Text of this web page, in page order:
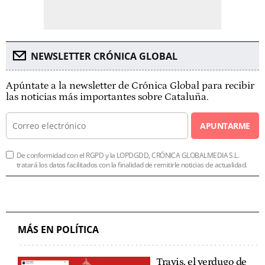
NEWSLETTER CRÓNICA GLOBAL
Apúntate a la newsletter de Crónica Global para recibir
las noticias más importantes sobre Cataluña.
APUNTARME
De conformidad con el RGPD y la LOPDGDD, CRÓNICA GLOBALMEDIA S.L.
tratará los datos facilitados con la finalidad de remitirle noticias de actualidad.
MÁS EN POLÍTICA
Travis, el verdugo de